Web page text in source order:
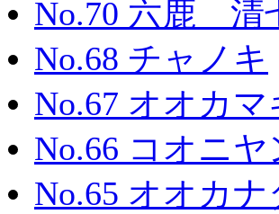
No.70 六鹿 清
No.68 チャノキ
No.67 オオカ
No.66 コオニヤ
No.65 オオカナ